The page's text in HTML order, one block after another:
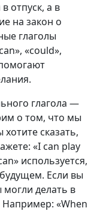
отпуск, а в
на закон о
глаголы
«could»,
глагола —
о том, что мы
сказать,
«I can play
используется,
Если вы
могли делать в
«When